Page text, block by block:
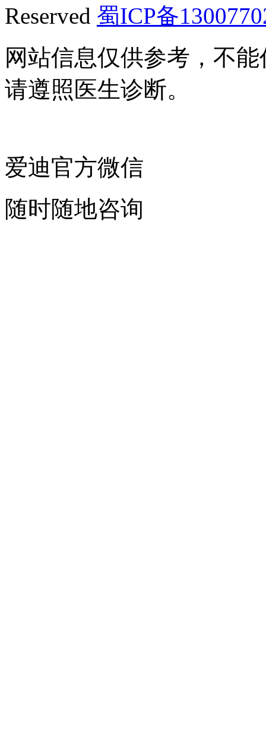
Reserved 蜀ICP备
网站信息仅供参考，不
请遵照医生诊断。
爱迪官方微信
随时随地咨询